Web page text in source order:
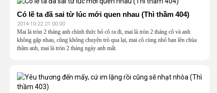
Có lẽ ta đã sai từ lúc mới quen nhau (Thì thầm 404)
2014-10-22 21:00:00
Mai là tròn 2 tháng anh chính thức bỏ cô ra đi, mai là tròn 2 tháng cô và anh
không gặp nhau, cũng không chuyện trò qua lại, mai cô cùng nhỏ bạn lên chùa
thăm anh, mai là tròn 2 tháng ngày anh mất.